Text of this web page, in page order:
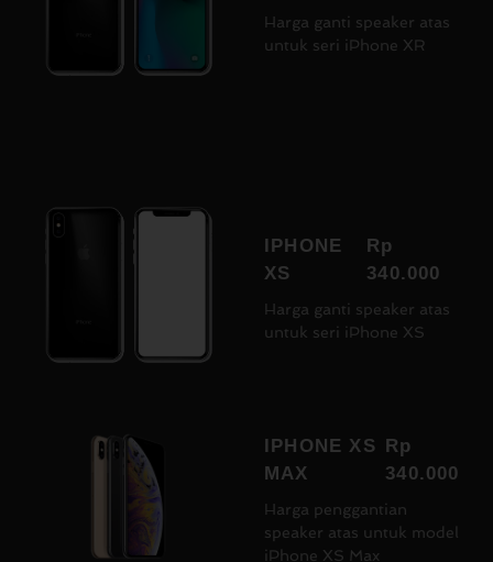
Harga ganti speaker atas
untuk seri iPhone XR
IPHONE
XS
Rp
340.000
Harga ganti speaker atas
untuk seri iPhone XS
IPHONE XS
MAX
Rp
340.000
Harga penggantian
speaker atas untuk model
iPhone XS Max